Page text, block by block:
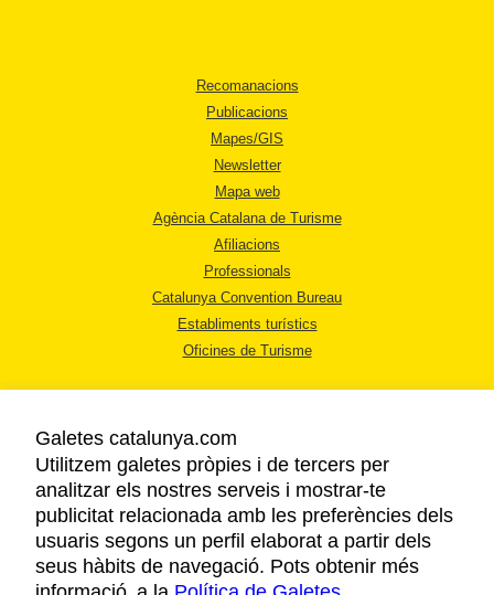
Recomanacions
Publicacions
Mapes/GIS
Newsletter
Mapa web
Agència Catalana de Turisme
Afiliacions
Professionals
Catalunya Convention Bureau
Establiments turístics
Oficines de Turisme
AVÍS LEGAL
POLÍTICA DE PRIVACITAT
COOKIES
ACCESSIBILITAT
Galetes catalunya.com
Utilitzem galetes pròpies i de tercers per
analitzar els nostres serveis i mostrar-te
publicitat relacionada amb les preferències dels
usuaris segons un perfil elaborat a partir dels
seus hàbits de navegació. Pots obtenir més